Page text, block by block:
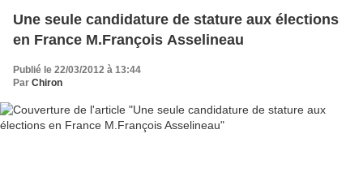
Une seule candidature de stature aux élections
en France M.François Asselineau
Publié le 22/03/2012 à 13:44
Par Chiron